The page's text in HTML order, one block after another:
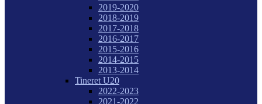
2019-2020
2018-2019
2017-2018
2016-2017
2015-2016
2014-2015
2013-2014
Tineret U20
2022-2023
2021-2022